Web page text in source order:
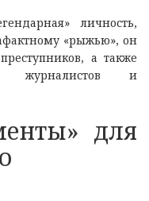
личность,
«рыжью», он
а также
журналистов и
для